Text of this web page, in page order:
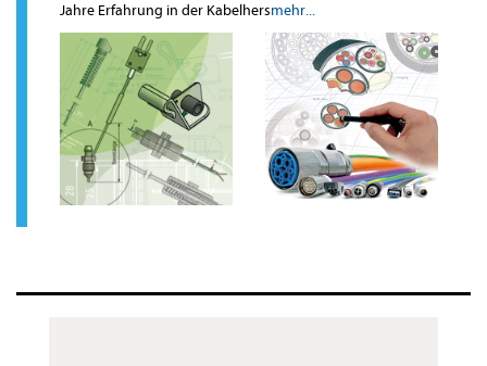
Jahre Erfahrung in der Kabelhersmehr...